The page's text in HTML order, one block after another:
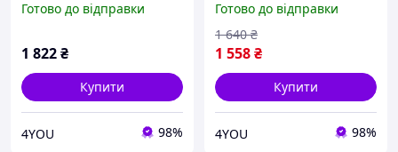
100 мл
Готово до відправки
1 822₴
Купити
4YOU 98%
Prodigieuse Or Roll on, 60
мл
Готово до відправки
1 558₴
1 640 ₴
Купити
4YOU 98%